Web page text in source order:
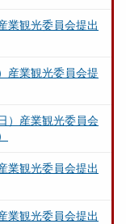
業観光委員会提出
産業観光委員会提
）産業観光委員会
業観光委員会提出
業観光委員会提出